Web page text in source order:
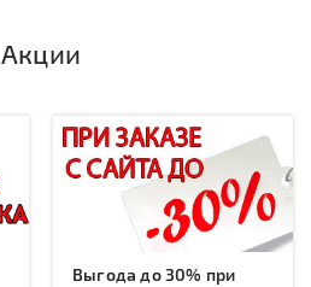
Акции
Выгода до 30% при